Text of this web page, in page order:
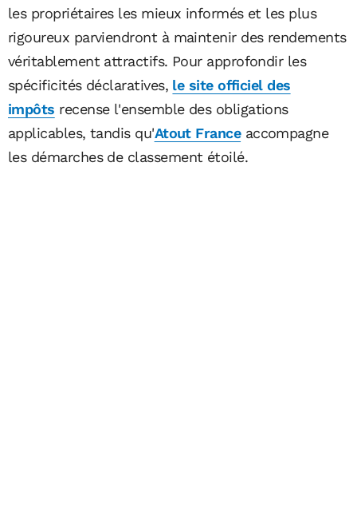
les propriétaires les mieux informés et les plus
rigoureux parviendront à maintenir des rendements
véritablement attractifs. Pour approfondir les
spécificités déclaratives, le site officiel des
impôts recense l'ensemble des obligations
applicables, tandis qu'Atout Franceaccompagne
les démarches de classement étoilé.